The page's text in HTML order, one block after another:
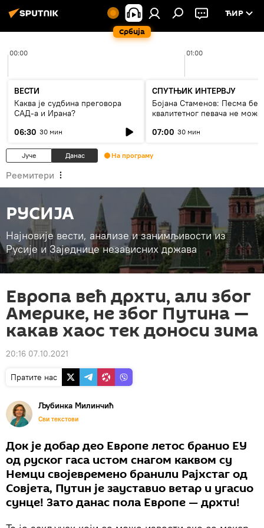
Србија
ЋИР
00:00 01:00
ВЕСТИ
Каква је судбина преговора
САД-а и Ирана?
06:30 30 мин
СПУТЊИК ИНТЕРВЈУ
Бојана Стаменов: Песма без
квалитетног певача не може
07:00 30 мин
Јуче Данас На програму
Реемитери
РУСИЈА
Најновије вести, анализе и занимљивости из
Русије и Заједнице независних држава
Европа већ дрхти, али због
Америке, не због Путина —
какав хаос тек доноси зима
20:16 07.10.2021
Пратите нас
Љубинка Милинчић
Сви текстови
Док је добар део Европе летос бранио ЕУ
од руског гаса истом снагом каквом су
Немци својевремено бранили Рајхстаг од
Совјета, Путин је зауставио ветар и угасио
сунце! Зато данас пола Европе — дрхти!